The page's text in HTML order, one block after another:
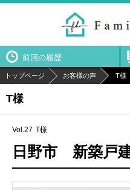
前回の履歴
トップページ お客様の声 T様
T様
Vol.27 T様
日野市 新築戸